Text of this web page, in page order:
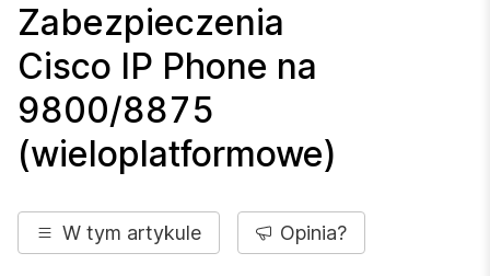
Zabezpieczenia
Cisco IP Phone na
9800/8875
(wieloplatformowe)
W tym artykule Opinia?